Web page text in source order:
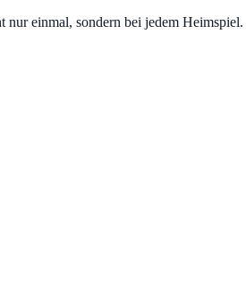
einmal, sondern bei jedem Heimspiel.